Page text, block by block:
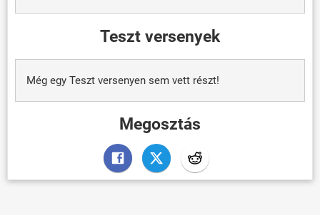
Teszt versenyek
Még egy Teszt versenyen sem vett részt!
Megosztás